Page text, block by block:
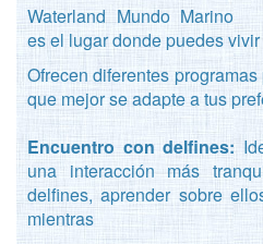
Waterland Mundo Marino
es el lugar donde puedes
Ofrecen diferentes
que mejor se adapte a tus
Encuentro con delfines:
una interacción más
delfines, aprender sobre
mientras